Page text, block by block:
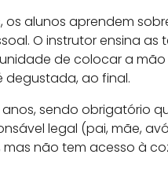
os alunos aprendem
O instrutor ensina
de colocar a
degustada, ao final.
sendo obrigatório
legal (pai, mãe,
não tem acesso à